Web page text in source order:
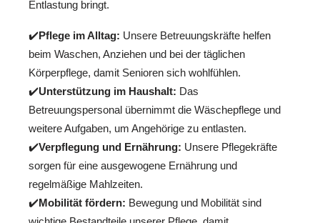
Entlastung bringt.
✔️Pflege im Alltag: Unsere Betreuungskräfte helfen
beim Waschen, Anziehen und bei der täglichen
Körperpflege, damit Senioren sich wohlfühlen.
✔️Unterstützung im Haushalt: Das
Betreuungspersonal übernimmt die Wäschepflege und
weitere Aufgaben, um Angehörige zu entlasten.
✔️Verpflegung und Ernährung: Unsere Pflegekräfte
sorgen für eine ausgewogene Ernährung und
regelmäßige Mahlzeiten.
✔️Mobilität fördern: Bewegung und Mobilität sind